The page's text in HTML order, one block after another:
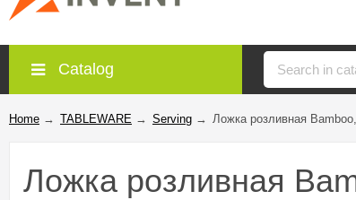
Catalog
Home → TABLEWARE → Serving → Ложка розливная
Ложка розливная